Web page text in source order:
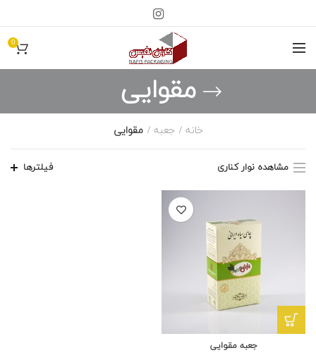
0
مقوایی
خانه جعبه مقوایی
مشاهده نوار کناری فیلترها
جعبه مقوایی